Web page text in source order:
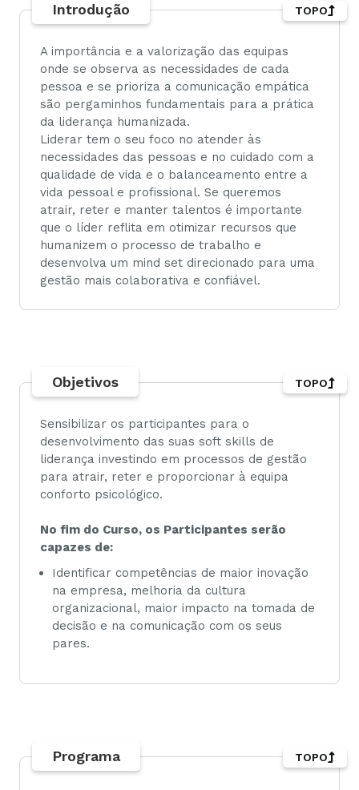
Introdução
A importância e a valorização das equipas
onde se observa as necessidades de cada
pessoa e se prioriza a comunicação empática
são pergaminhos fundamentais para a prática
da liderança humanizada.
Liderar tem o seu foco no atender às
necessidades das pessoas e no cuidado com a
qualidade de vida e o balanceamento entre a
vida pessoal e profissional. Se queremos
atrair, reter e manter talentos é importante
que o líder reflita em otimizar recursos que
humanizem o processo de trabalho e
desenvolva um mind set direcionado para uma
gestão mais colaborativa e confiável.
TOPO
Objetivos
Sensibilizar os participantes para o
desenvolvimento das suas soft skills de
liderança investindo em processos de gestão
para atrair, reter e proporcionar à equipa
conforto psicológico.
No fim do Curso, os Participantes serão
capazes de:
Identificar competências de maior inovação
na empresa, melhoria da cultura
organizacional, maior impacto na tomada de
decisão e na comunicação com os seus
pares.
TOPO
Programa TOPO